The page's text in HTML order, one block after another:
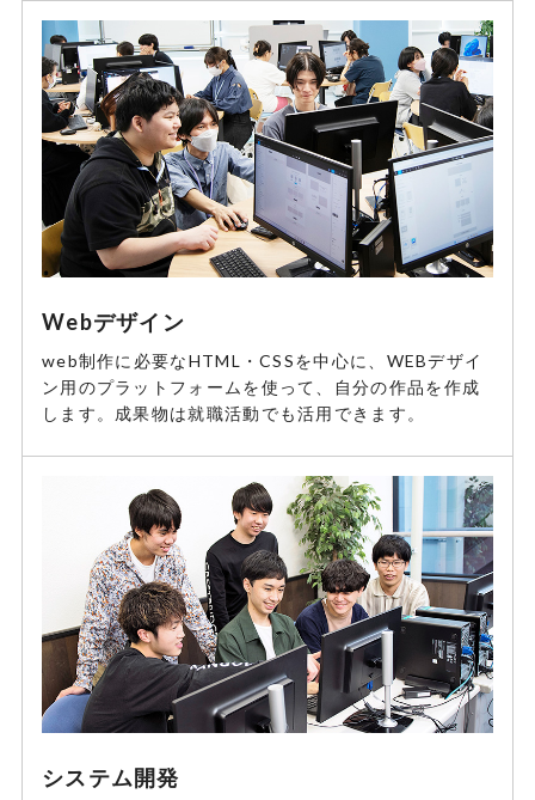
Webデザイン
web制作に必要なHTML・CSSを中心に、WEBデザイ
ン用のプラットフォームを使って、自分の作品を作成
します。成果物は就職活動でも活用できます。
システム開発